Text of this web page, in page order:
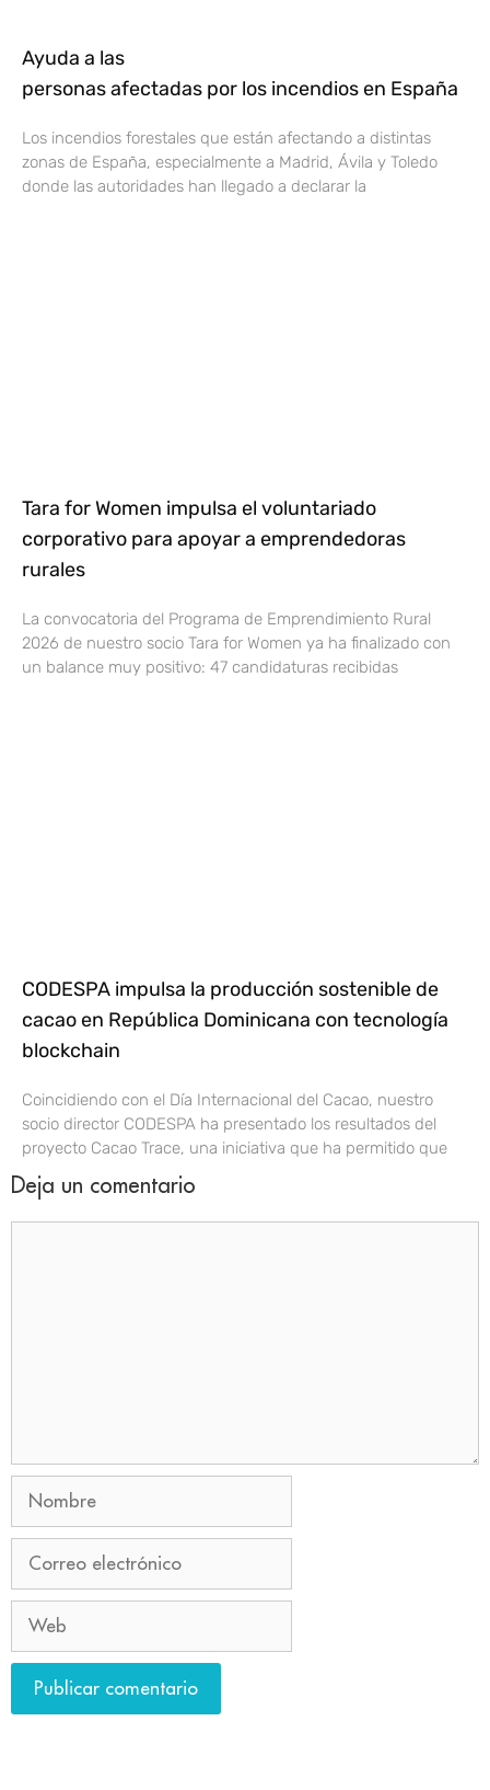
Ayuda a las
personas afectadas por los incendios en España
Los incendios forestales que están afectando a distintas
zonas de España, especialmente a Madrid, Ávila y Toledo
donde las autoridades han llegado a declarar la
Tara for Women impulsa el voluntariado
corporativo para apoyar a emprendedoras
rurales
La convocatoria del Programa de Emprendimiento Rural
2026 de nuestro socio Tara for Women ya ha finalizado con
un balance muy positivo: 47 candidaturas recibidas
CODESPA impulsa la producción sostenible de
cacao en República Dominicana con tecnología
blockchain
Coincidiendo con el Día Internacional del Cacao, nuestro
socio director CODESPA ha presentado los resultados del
proyecto Cacao Trace, una iniciativa que ha permitido que
Deja un comentario